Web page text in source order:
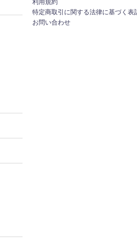
利用規約
特定商取引に関する法律に基づく表
お問い合わせ